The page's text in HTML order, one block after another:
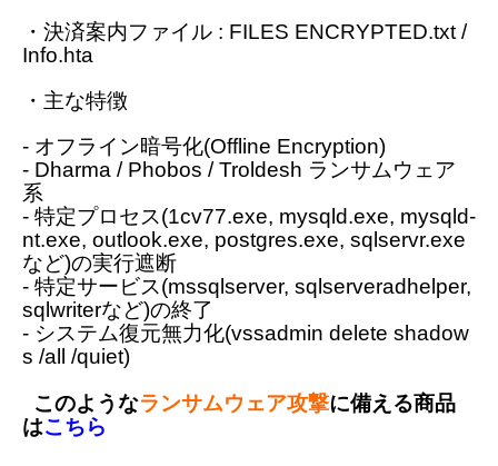
・決済案内ファイル : FILES ENCRYPTED.txt /
Info.hta
・主な特徴
- オフライン暗号化(Offline Encryption)
- Dharma / Phobos / Troldesh ランサムウェア
系
- 特定プロセス(1cv77.exe, mysqld.exe, mysqld-
nt.exe, outlook.exe, postgres.exe, sqlservr.exe
など)の実行遮断
- 特定サービス(mssqlserver, sqlserveradhelper,
sqlwriterなど)の終了
- システム復元無力化(vssadmin delete shadow
s /all /quiet)
このようなランサムウェア攻撃に備える商品
はこちら